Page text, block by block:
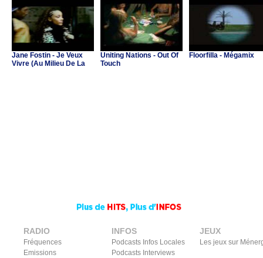
Jane Fostin - Je Veux
Vivre (Au Milieu De La
Uniting Nations - Out Of
Touch
Floorfilla - Mégamix
RADIO
Fréquences
Emissions
INFOS
Podcasts Infos Locales
Podcasts Interviews
JEUX
Les jeux sur